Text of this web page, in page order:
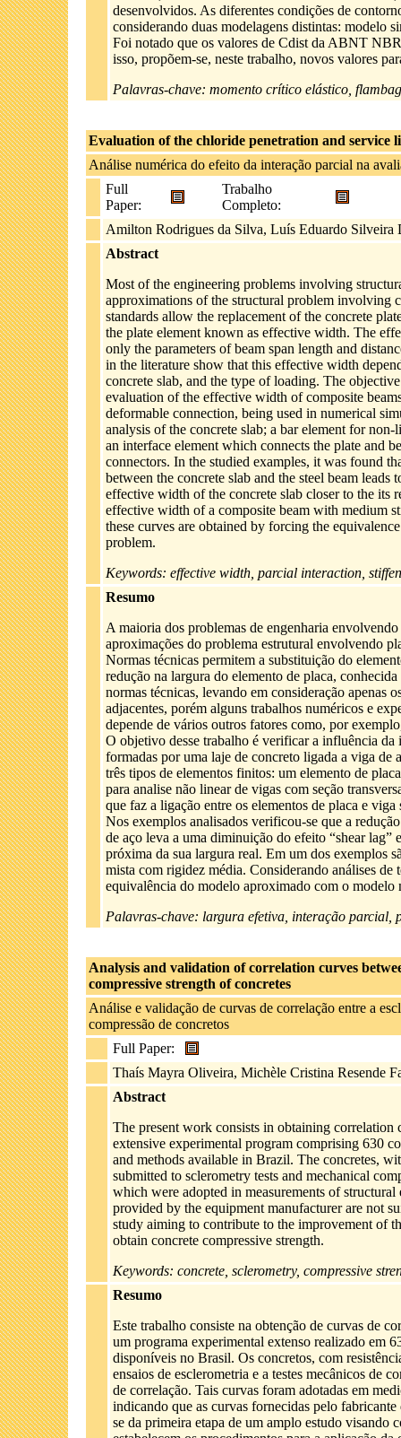
desenvolvidos. As diferentes condições de
considerando duas modelagens distintas: modelo
Foi notado que os valores de Cdist da ABNT
isso, propõem-se, neste trabalho, novos valores
Palavras-chave: momento crítico elástico,
Evaluation of the chloride penetration and service
Análise numérica do efeito da interação parcial na
Full
Paper:
Trabalho
Completo:
Amilton Rodrigues da Silva, Luís Eduardo Silveira
Abstract
Most of the engineering problems involving
approximations of the structural problem involving
standards allow the replacement of the concrete
the plate element known as effective width. The
only the parameters of beam span length and
in the literature show that this effective width
concrete slab, and the type of loading. The
evaluation of the effective width of composite
deformable connection, being used in numerical
analysis of the concrete slab; a bar element for
an interface element which connects the plate and
connectors. In the studied examples, it was found
between the concrete slab and the steel beam leads
effective width of the concrete slab closer to the its
effective width of a composite beam with medium
these curves are obtained by forcing the
problem.
Keywords: effective width, parcial interaction,
Resumo
A maioria dos problemas de engenharia
aproximações do problema estrutural envolvendo
Normas técnicas permitem a substituição do
redução na largura do elemento de placa,
normas técnicas, levando em consideração apenas
adjacentes, porém alguns trabalhos numéricos e
depende de vários outros fatores como, por
O objetivo desse trabalho é verificar a influência da
formadas por uma laje de concreto ligada a viga de
três tipos de elementos finitos: um elemento de
para analise não linear de vigas com seção
que faz a ligação entre os elementos de placa e
Nos exemplos analisados verificou-se que a
de aço leva a uma diminuição do efeito “shear lag”
próxima da sua largura real. Em um dos exemplos
mista com rigidez média. Considerando análises de
equivalência do modelo aproximado com o
Palavras-chave: largura efetiva, interação parcial,
Analysis and validation of correlation curves
compressive strength of concretes
Análise e validação de curvas de correlação entre a
compressão de concretos
Full Paper:
Thaís Mayra Oliveira, Michèle Cristina Resende
Abstract
The present work consists in obtaining correlation
extensive experimental program comprising 630
and methods available in Brazil. The concretes,
submitted to sclerometry tests and mechanical
which were adopted in measurements of
provided by the equipment manufacturer are not
study aiming to contribute to the improvement of
obtain concrete compressive strength.
Keywords: concrete, sclerometry, compressive
Resumo
Este trabalho consiste na obtenção de curvas de
um programa experimental extenso realizado em
disponíveis no Brasil. Os concretos, com
ensaios de esclerometria e a testes mecânicos de
de correlação. Tais curvas foram adotadas em
indicando que as curvas fornecidas pelo
se da primeira etapa de um amplo estudo visando